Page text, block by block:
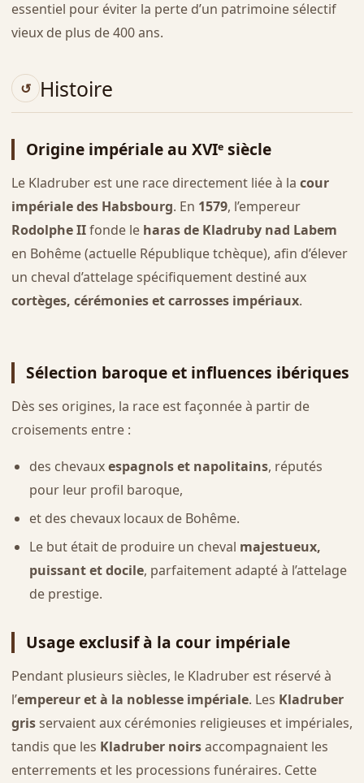
essentiel pour éviter la perte d’un patrimoine sélectif
vieux de plus de 400 ans.
Histoire
Origine impériale au XVIᵉ siècle
Le Kladruber est une race directement liée à la cour
impériale des Habsbourg. En 1579, l’empereur
Rodolphe IIfonde le haras de Kladruby nad Labem
en Bohême (actuelle République tchèque), afin d’élever
un cheval d’attelage spécifiquement destiné aux
cortèges, cérémonies et carrosses impériaux.
Sélection baroque et influences ibériques
Dès ses origines, la race est façonnée à partir de
croisements entre :
des chevauxespagnols et napolitains, réputés
pour leur profil baroque,
et des chevaux locaux de Bohême.
Le but était de produire un cheval majestueux,
puissant et docile, parfaitement adapté à l’attelage
de prestige.
Usage exclusif à la cour impériale
Pendant plusieurs siècles, le Kladruber est réservé à
l’empereur et à la noblesse impériale. Les Kladruber
grisservaient aux cérémonies religieuses et impériales,
tandis que les Kladruber noirsaccompagnaient les
enterrements et les processions funéraires. Cette